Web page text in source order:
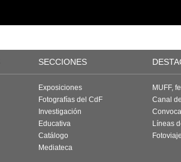
SECCIONES
Exposiciones
Fotografías del CdF
Investigación
Educativa
Catálogo
Mediateca
MUFF,
Canal
Líneas